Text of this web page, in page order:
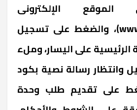
الإلكترونى
(www.shmff.gov.eg)، والضغط على تسجيل
على اليسار، وملء
وانتظار رسالة نصية بكود
على تقديم طلب وحدة